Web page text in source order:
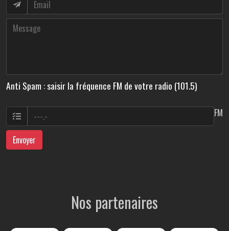
Anti Spam : saisir la fréquence FM de votre radio (101.5)
FM
Envoyer
Nos partenaires